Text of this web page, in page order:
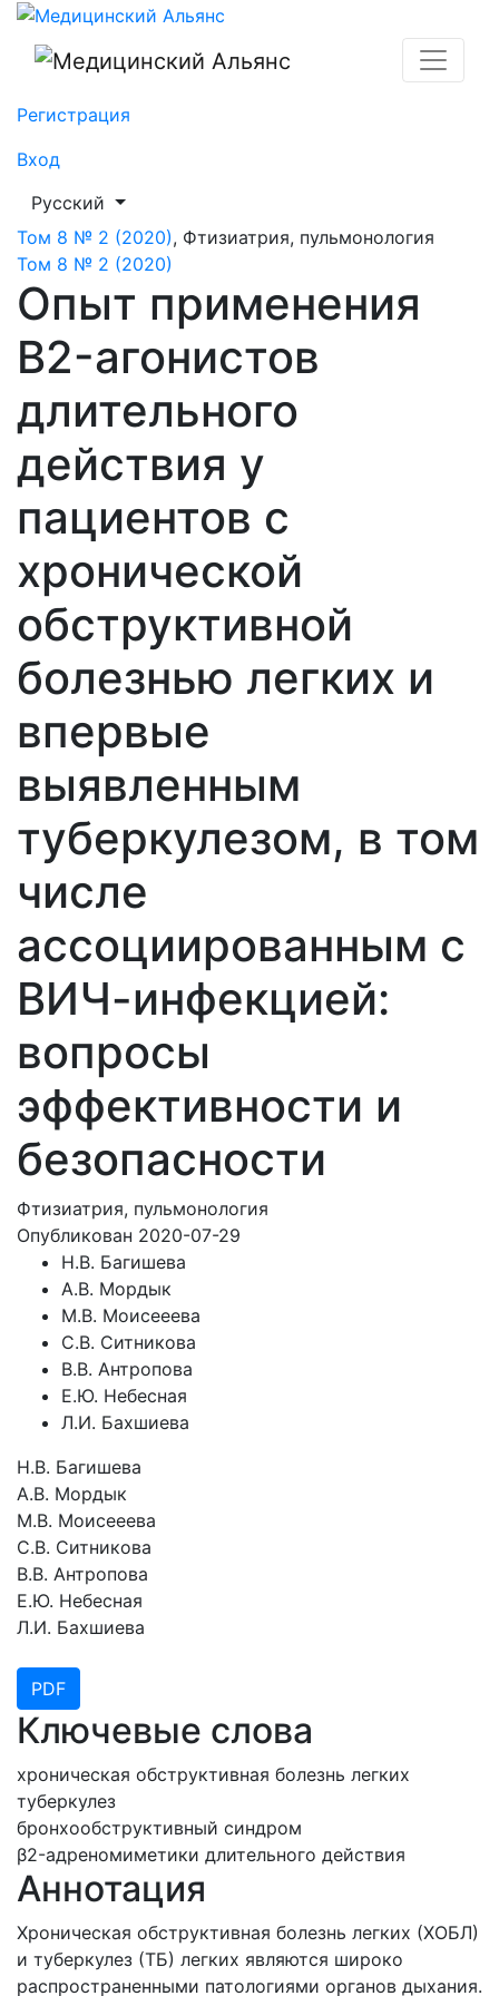
Опыт применения B2-агонистов длительного
Регистрация
Вход
##plugins.themes.healthSciences.language.toggle##
Русский
Том 8 № 2 (2020), Фтизиатрия, пульмонология
Том 8 № 2 (2020)
Опыт применения
B2-агонистов
длительного
действия у
пациентов с
хронической
обструктивной
болезнью легких и
впервые
выявленным
туберкулезом, в том
числе
ассоциированным с
ВИЧ-инфекцией:
вопросы
эффективности и
безопасности
Фтизиатрия, пульмонология
Опубликован 2020-07-29
Н.В. Багишева
А.В. Мордык
М.В. Моисееева
С.В. Ситникова
В.В. Антропова
Е.Ю. Небесная
Л.И. Бахшиева
Н.В. Багишева
А.В. Мордык
М.В. Моисееева
С.В. Ситникова
В.В. Антропова
Е.Ю. Небесная
Л.И. Бахшиева
PDF
Ключевые слова
хроническая обструктивная болезнь легких
туберкулез
бронхообструктивный синдром
β2-адреномиметики длительного действия
Аннотация
Хроническая обструктивная болезнь легких (ХОБЛ)
и туберкулез (ТБ) легких являются широко
распространенными патологиями органов дыхания.